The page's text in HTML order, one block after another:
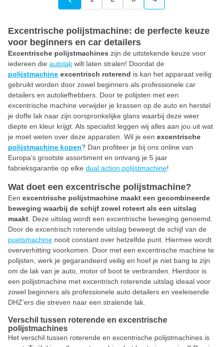
PaginaPaginaPaginaU lees
Excentrische polijstmachine: de perfecte keuze
voor beginners en car detailers
Excentrische polijstmachines zijn de uitstekende keuze voor
iedereen die autolak wilt laten stralen! Doordat de
polijstmachine excentrisch roterend is kan het apparaat veilig
gebruikt worden door zowel beginners als professionele car
detailers en autoliefhebbers. Door te polijsten met een
excentrische machine verwijder je krassen op de auto en herstel
je doffe lak naar zijn oorspronkelijke glans waarbij deze weer
diepte en kleur krijgt. Als specialist leggen wij alles aan jou uit wat
je moet weten over deze apparaten. Wil je een excentrische
polijstmachine kopen? Dan profiteer je bij ons online van
Europa’s grootste assortiment en ontvang je 5 jaar
fabrieksgarantie op elke dual action polijstmachine!
Wat doet een excentrische polijstmachine?
Een excentrische polijstmachine maakt een gecombineerde
beweging waarbij de schijf zowel roteert als een uitslag
maakt . Deze uitslag wordt een excentrische beweging genoemd.
Door de excentrisch roterende uitslag beweegt de schijf van de
poetsmachine nooit constant over hetzelfde punt. Hiermee wordt
oververhitting voorkomen. Door met een excentrische machine te
polijsten, werk je gegarandeerd veilig en hoef je niet bang te zijn
om de lak van je auto, motor of boot te verbranden. Hierdoor is
een polijstmachine met excentrisch roterende uitslag ideaal voor
zowel beginners als professionele auto detailers en veeleisende
DHZ’ers die streven naar een stralende lak.
Verschil tussen roterende en excentrische
polijstmachines
Het verschil tussen roterende en excentrische polijstmachines is